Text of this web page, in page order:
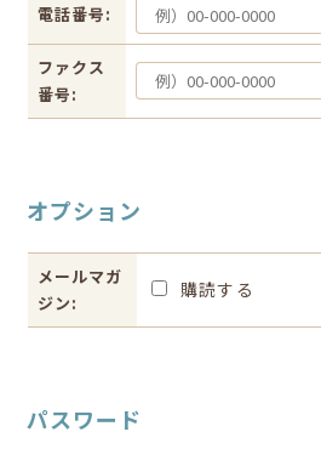
電話番号:
ファクス
番号:
オプション
メールマガ
ジン:
購読する
パスワード